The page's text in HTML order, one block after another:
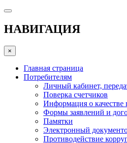
НАВИГАЦИЯ
×
Главная страница
Потребителям
Личный кабинет,
Поверка счетчиков
Информация о качестве
Формы заявлений и
Памятки
Электронный
Противодействие